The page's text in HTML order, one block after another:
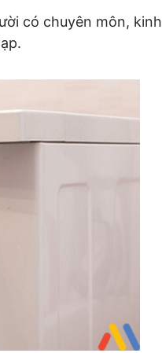
có chuyên môn, kinh